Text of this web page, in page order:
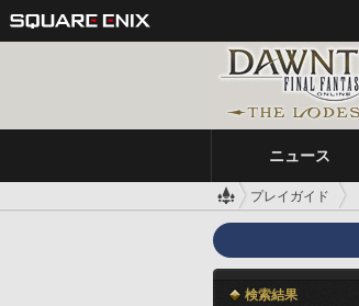
ニュース
プレイガイド
検索結果